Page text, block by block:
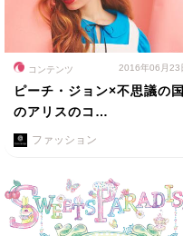
コンテンツ 2016年06月23
ピーチ・ジョン×不思議の国
のアリスのコ…
ファッション